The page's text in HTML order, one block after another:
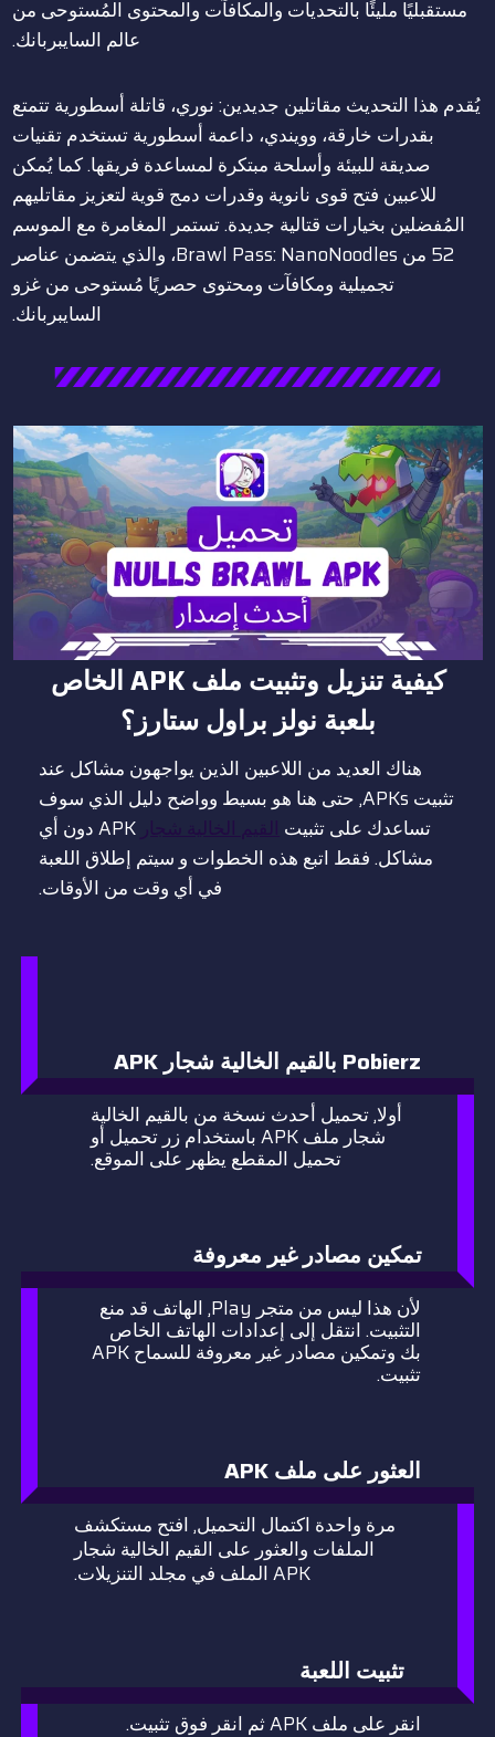
مستقبليًا مليئًا بالتحديات والمكافآت والمحتوى المُستوحى من
عالم السايبربانك.
يُقدم هذا التحديث مقاتلين جديدين: نوري، قاتلة أسطورية تتمتع
بقدرات خارقة، وويندي، داعمة أسطورية تستخدم تقنيات
صديقة للبيئة وأسلحة مبتكرة لمساعدة فريقها. كما يُمكن
للاعبين فتح قوى نانوية وقدرات دمج قوية لتعزيز مقاتليهم
المُفضلين بخيارات قتالية جديدة. تستمر المغامرة مع الموسم
52 من Brawl Pass: NanoNoodles، والذي يتضمن عناصر
تجميلية ومكافآت ومحتوى حصريًا مُستوحى من غزو
السايبربانك.
كيفية تنزيل وتثبيت ملف APK الخاص
بلعبة نولز براول ستارز؟
هناك العديد من اللاعبين الذين يواجهون مشاكل عند
تثبيت APKs, حتى هنا هو بسيط وواضح دليل الذي سوف
تساعدك على تثبيت القيم الخالية شجار
APK دون أي
مشاكل. فقط اتبع هذه الخطوات و سيتم إطلاق اللعبة
في أي وقت من الأوقات.
Pobierz بالقيم الخالية شجار APK
أولا, تحميل أحدث نسخة من بالقيم الخالية
شجار ملف APK باستخدام زر تحميل أو
تحميل المقطع يظهر على الموقع.
تمكين مصادر غير معروفة
لأن هذا ليس من متجر Play, الهاتف قد منع
التثبيت. انتقل إلى إعدادات الهاتف الخاص
بك وتمكين مصادر غير معروفة للسماح APK
تثبيت.
العثور على ملف APK
مرة واحدة اكتمال التحميل, افتح مستكشف
الملفات والعثور على القيم الخالية شجار
APK الملف في مجلد التنزيلات.
تثبيت اللعبة
انقر على ملف APK ثم انقر فوق تثبيت.